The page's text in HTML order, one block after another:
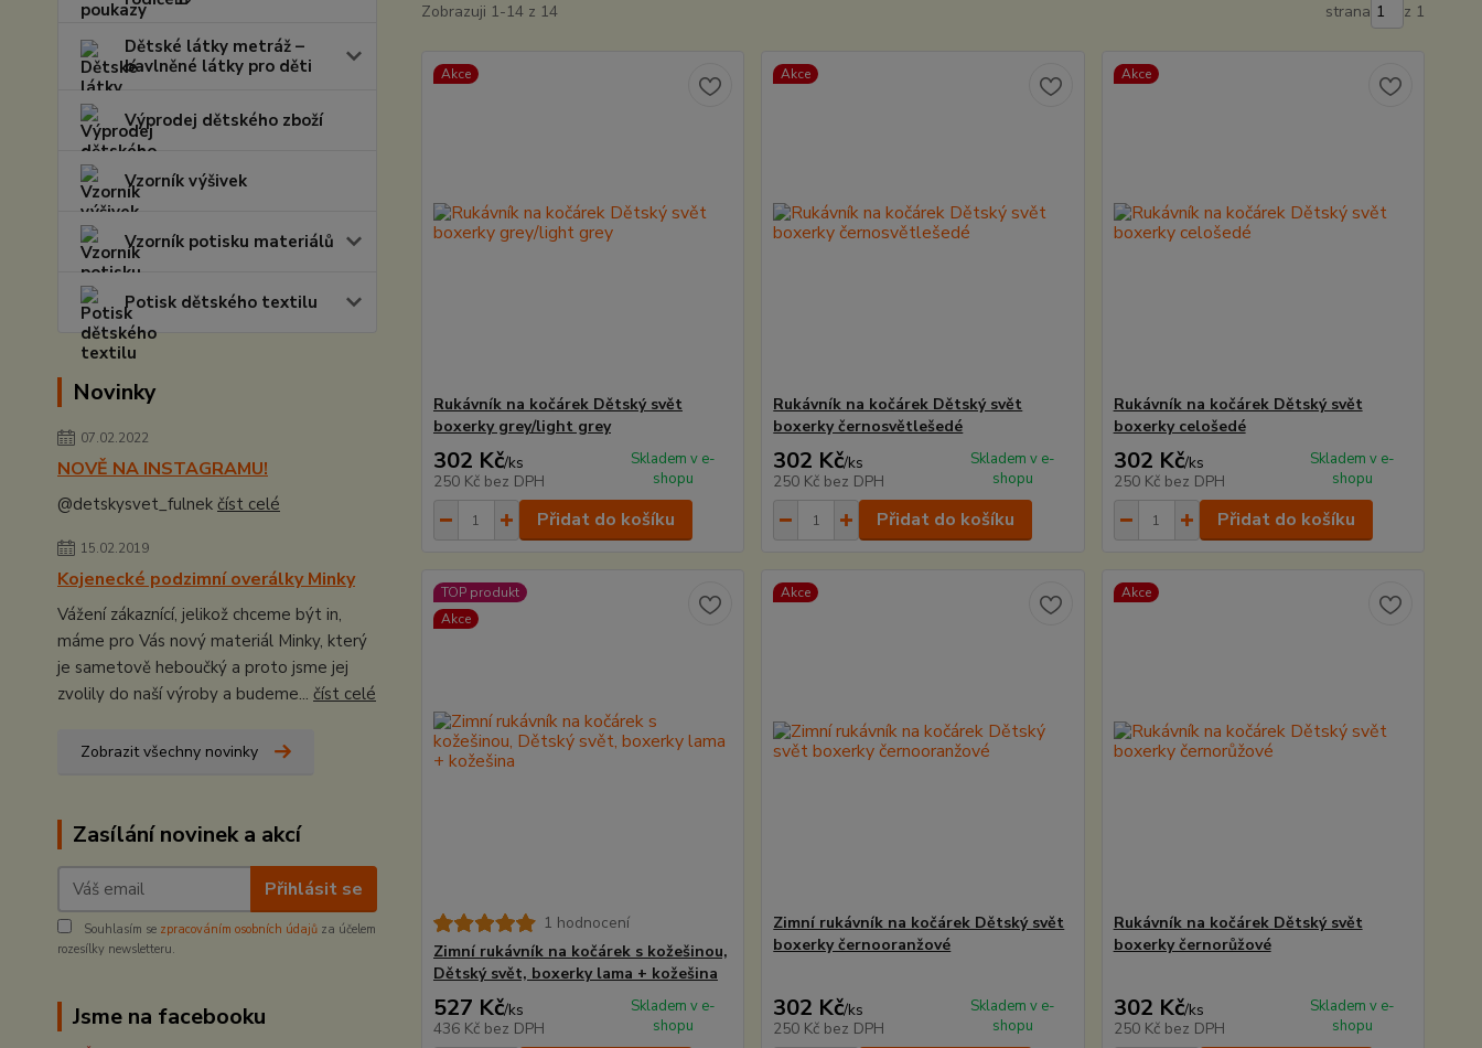
Dětské látky metráž –
bavlněné látky pro děti
Výprodej dětského zboží
Vzorník výšivek
Vzorník potisku materiálů
Potisk dětského textilu
Novinky
07.02.2022
NOVĚ NA INSTAGRAMU!
@detskysvet_fulnek číst celé
15.02.2019
Kojenecké podzimní overálky Minky
Vážení zákaznící, jelikož chceme být in,
máme pro Vás nový materiál Minky, který
je sametově heboučký a proto jsme jej
zvolily do naší výroby a budeme... číst celé
Zobrazit všechny novinky
Zasílání novinek a akcí
Přihlásit se
Souhlasím se zpracováním osobních údajů za účelem
rozesílky newsletteru.
Jsme na facebooku
Zobrazuji 1-14 z 14 strana z 1
Akce
Rukávník na kočárek Dětský svět
boxerky grey/light grey
302 Kč/ks
250 Kč bez DPH
Skladem v e-
shopu
Přidat do košíku
Akce
Rukávník na kočárek Dětský svět
boxerky černosvětlešedé
302 Kč/ks
250 Kč bez DPH
Skladem v e-
shopu
Přidat do košíku
Akce
Rukávník na kočárek Dětský svět
boxerky celošedé
302 Kč/ks
250 Kč bez DPH
Skladem v e-
shopu
Přidat do košíku
TOP produkt
Akce
1 hodnocení
Zimní rukávník na kočárek s kožešinou,
Dětský svět, boxerky lama + kožešina
527 Kč/ks
436 Kč bez DPH
Skladem v e-
shopu
Akce
Zimní rukávník na kočárek Dětský svět
boxerky černooranžové
302 Kč/ks
250 Kč bez DPH
Skladem v e-
shopu
Akce
Rukávník na kočárek Dětský svět
boxerky černorůžové
302 Kč/ks
250 Kč bez DPH
Skladem v e-
shopu